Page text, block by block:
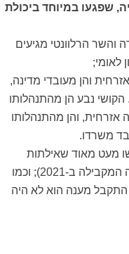
שפגעו במיוחד ביכולת
והשר הרלוונטי מגיעים
לאומי;
והן מעובדי מדינה,
הקושי נבע הן מהתנהלותו
אזרחית, והן מהתנהלותו
משרדו.
מעט מאוד שאילתות
בהשוואה לעבר (13 שאילתות, לעומת 118 בתקופה המקבילה ב-2021); וכמו
(9 מתוך 13), וגם כאשר התקבל מענה הוא לא היה